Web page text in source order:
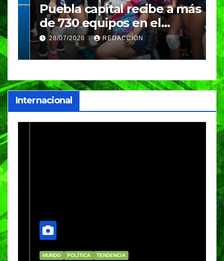
Puebla capital recibe a más
de 730 equipos en el
Festival Máster de Voleibol
28/07/2026 REDACCIÓN
Internacional
MUNDO POLÍTICA TENDENCIA